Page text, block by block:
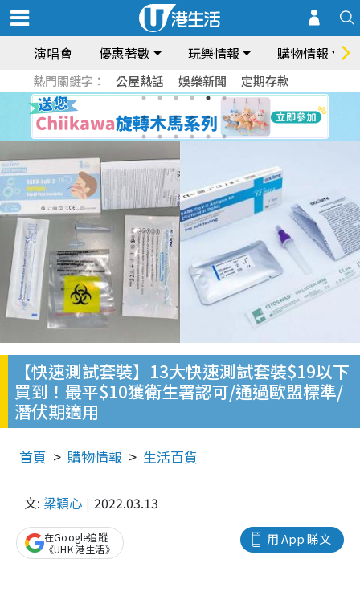
演唱會 優惠著數 玩樂情報 購物情報
熱門關鍵字： 公屋熱話 娛樂新聞 定期存款
【快速測試套裝】13大快速測試套裝$19以下
買到！最平$10獲衛生署認可/通過歐盟標準/
潛伏期適用
首頁 購物情報 生活百貨
文: 梁穎心 2022.03.13
用 App 睇文
在Google追蹤
《UHK 港生活》